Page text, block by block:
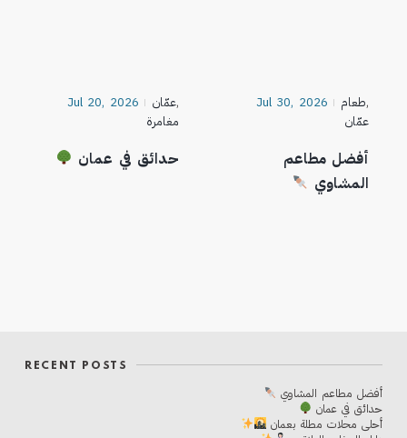
Jul 30, 2026 طعام,
عمّان
أفضل مطاعم
المشاوي
Jul 20, 2026 عمّان,
مغامرة
حدائق في عمان
RECENT POSTS
أفضل مطاعم المشاوي
حدائق في عمان
أحلی محلات مطلة بعمان